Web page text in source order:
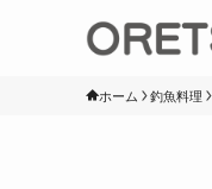
ホーム 釣魚料理